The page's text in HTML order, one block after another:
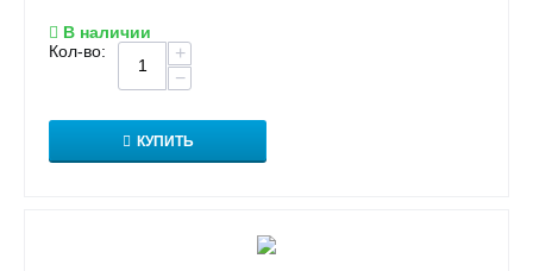
В наличии
Кол-во:
+
−
КУПИТЬ